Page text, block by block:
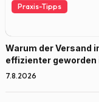
Praxis-Tipps
Warum der Versand
effizienter geworden
7.8.2026